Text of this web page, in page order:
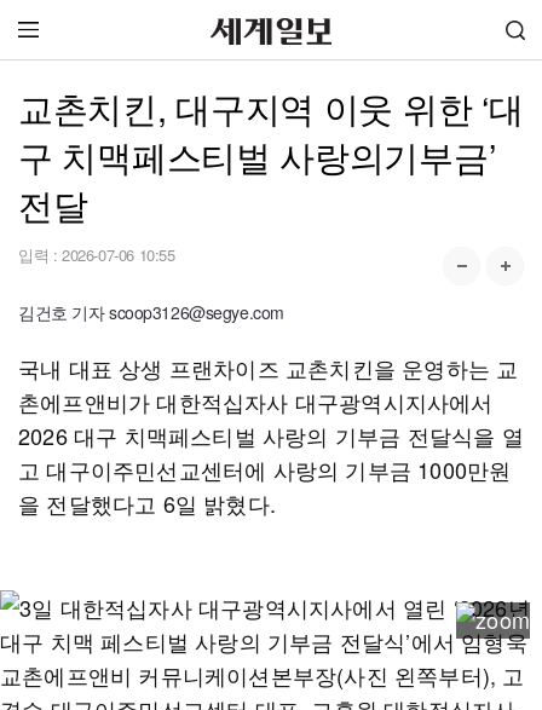
교촌치킨, 대구지역 이웃 위한 ‘대
구 치맥페스티벌 사랑의기부금’
전달
입력 : 2026-07-06 10:55
김건호 기자 scoop3126@segye.com
국내 대표 상생 프랜차이즈 교촌치킨을 운영하는 교
촌에프앤비가 대한적십자사 대구광역시지사에서
2026 대구 치맥페스티벌 사랑의 기부금 전달식을 열
고 대구이주민선교센터에 사랑의 기부금 1000만원
을 전달했다고 6일 밝혔다.